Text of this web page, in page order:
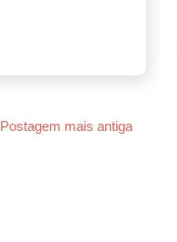
Postagem mais antiga